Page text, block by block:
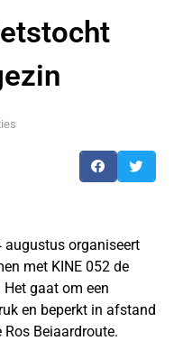
augustus organiseert
met KINE 052 de
gaat om een
en beperkt in afstand
Beiaardroute.